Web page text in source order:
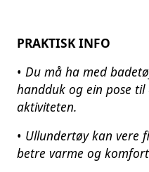
PRAKTISK INFO
• Du må ha med
handduk og ein pose
aktiviteten.
• Ullundertøy kan vere
betre varme og